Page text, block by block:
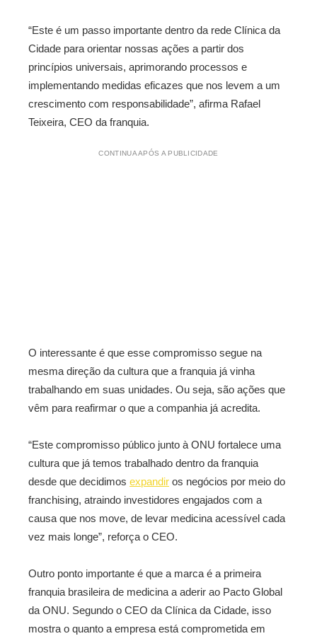
“Este é um passo importante dentro da rede Clínica da
Cidade para orientar nossas ações a partir dos
princípios universais, aprimorando processos e
implementando medidas eficazes que nos levem a um
crescimento com responsabilidade”, afirma Rafael
Teixeira, CEO da franquia.
CONTINUA APÓS A PUBLICIDADE
O interessante é que esse compromisso segue na
mesma direção da cultura que a franquia já vinha
trabalhando em suas unidades. Ou seja, são ações que
vêm para reafirmar o que a companhia já acredita.
“Este compromisso público junto à ONU fortalece uma
cultura que já temos trabalhado dentro da franquia
desde que decidimos expandir os negócios por meio do
franchising, atraindo investidores engajados com a
causa que nos move, de levar medicina acessível cada
vez mais longe”, reforça o CEO.
Outro ponto importante é que a marca é a primeira
franquia brasileira de medicina a aderir ao Pacto Global
da ONU. Segundo o CEO da Clínica da Cidade, isso
mostra o quanto a empresa está comprometida em